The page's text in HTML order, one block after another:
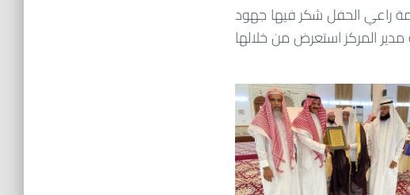
راعي الحفل شكر فيها جهود
مدير المركز استعرض من خلالها